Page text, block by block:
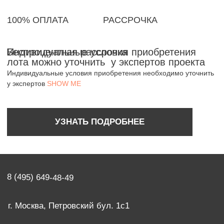
УЗНАТЬ ПОДРОБНЕЕ
г. Москва, Петровский бул. 1с1
Политика конфиденциальности
8 (495) 649-48-49